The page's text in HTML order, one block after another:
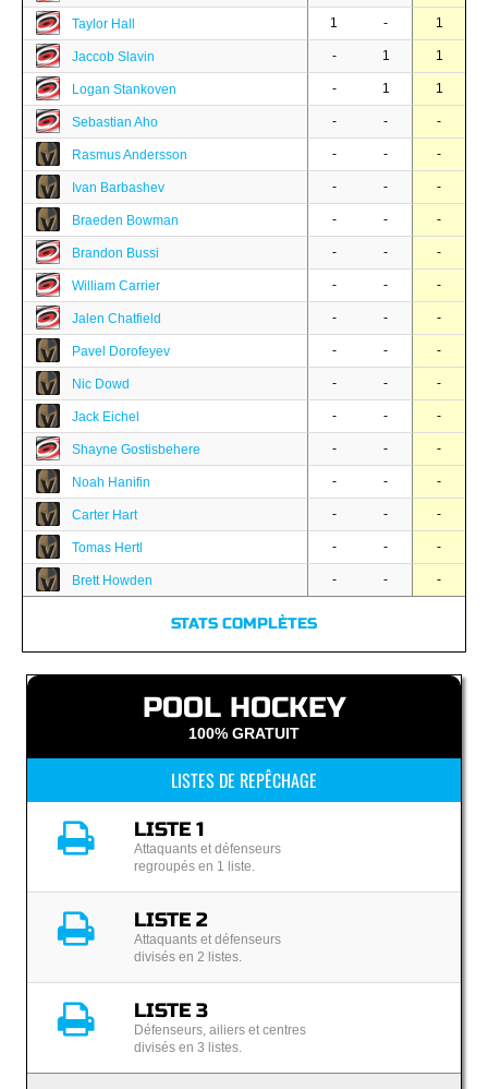
Taylor Hall 1 - 1
Jaccob Slavin - 1 1
Logan Stankoven - 1 1
Sebastian Aho - - -
Rasmus Andersson - - -
Ivan Barbashev - - -
Braeden Bowman - - -
Brandon Bussi - - -
William Carrier - - -
Jalen Chatfield - - -
Pavel Dorofeyev - - -
Nic Dowd - - -
Jack Eichel - - -
Shayne Gostisbehere - - -
Noah Hanifin - - -
Carter Hart - - -
Tomas Hertl - - -
Brett Howden - - -
STATS COMPLÈTES
POOL HOCKEY
100% GRATUIT
LISTES DE REPÊCHAGE
LISTE 1
Attaquants et défenseurs
regroupés en 1 liste.
LISTE 2
Attaquants et défenseurs
divisés en 2 listes.
LISTE 3
Défenseurs, ailiers et centres
divisés en 3 listes.